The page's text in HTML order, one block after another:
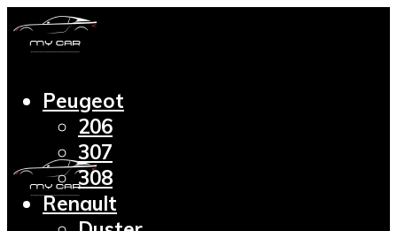
Peugeot
206
307
308
Renault